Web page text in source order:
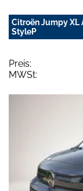
Citroën Jumpy XL
StyleP
Preis:
MWSt: